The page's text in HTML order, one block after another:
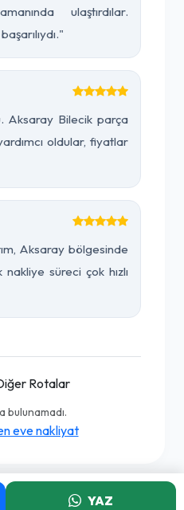
ulaştırdılar.
Aksaray Bilecik parça
oldular, fiyatlar
Aksaray bölgesinde
süreci çok hızlı
Rotalar
eve nakliyat
YAZ